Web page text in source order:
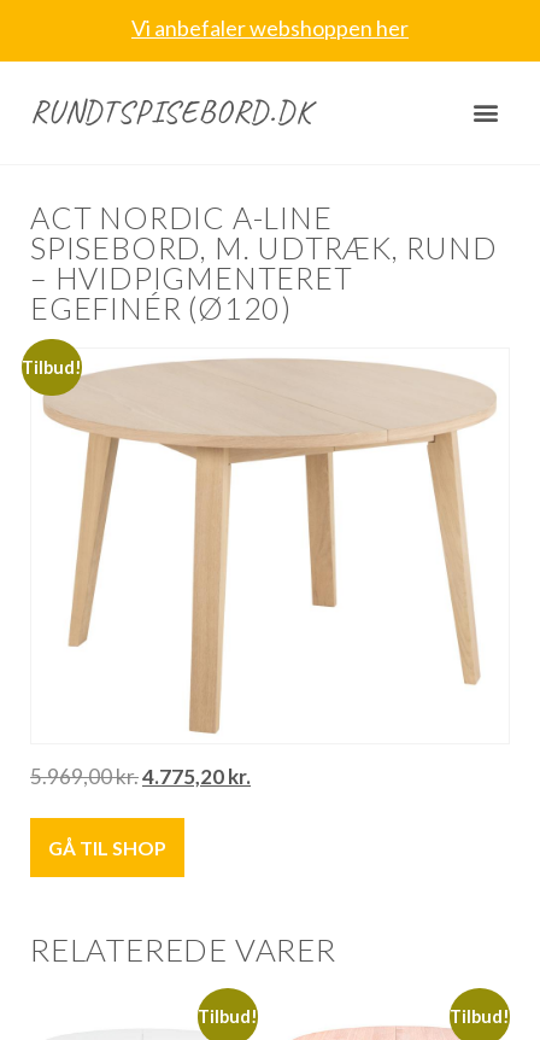
Vi anbefaler webshoppen her
RUNDTSPISEBORD.DK
ACT NORDIC A-LINE
SPISEBORD, M. UDTRÆK, RUND
– HVIDPIGMENTERET
EGEFINÉR (Ø120)
Tilbud!
5.969,00kr.4.775,20kr.
GÅ TIL SHOP
RELATEREDE VARER
Tilbud! Tilbud!